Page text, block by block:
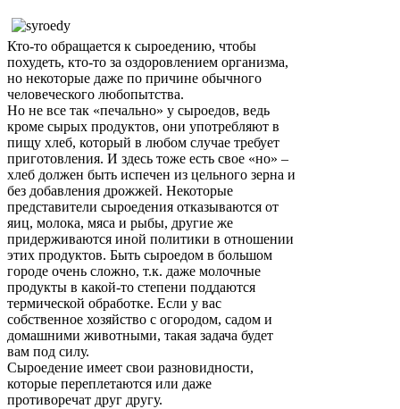
Кто-то обращается к сыроедению, чтобы
похудеть, кто-то за оздоровлением организма,
но некоторые даже по причине обычного
человеческого любопытства.
Но не все так «печально» у сыроедов, ведь
кроме сырых продуктов, они употребляют в
пищу хлеб, который в любом случае требует
приготовления. И здесь тоже есть свое «но» –
хлеб должен быть испечен из цельного зерна и
без добавления дрожжей. Некоторые
представители сыроедения отказываются от
яиц, молока, мяса и рыбы, другие же
придерживаются иной политики в отношении
этих продуктов. Быть сыроедом в большом
городе очень сложно, т.к. даже молочные
продукты в какой-то степени поддаются
термической обработке. Если у вас
собственное хозяйство с огородом, садом и
домашними животными, такая задача будет
вам под силу.
Сыроедение имеет свои разновидности,
которые переплетаются или даже
противоречат друг другу.